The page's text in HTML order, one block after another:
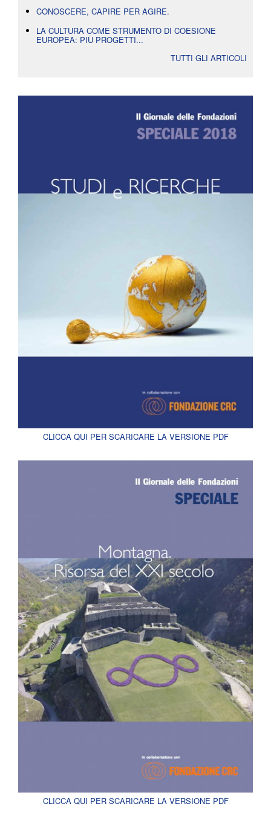
CONOSCERE, CAPIRE PER AGIRE.
LA CULTURA COME STRUMENTO DI COESIONE
EUROPEA: PIÙ PROGETTI...
TUTTI GLI ARTICOLI
CLICCA QUI PER SCARICARE LA VERSIONE PDF
CLICCA QUI PER SCARICARE LA VERSIONE PDF